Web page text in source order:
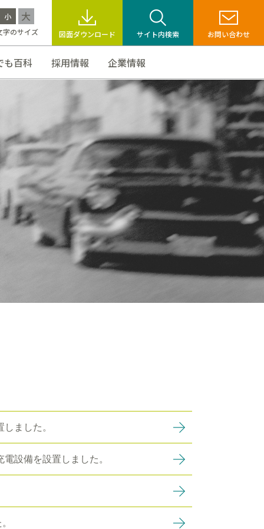
小 大
字のサイズ 図面ダウンロード サイト内検索 お問い合わせ
も百科 採用情報 企業情報
ました。
設備を設置しました。